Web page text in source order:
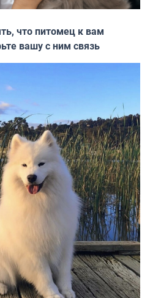
что питомец к вам
вашу с ним связь